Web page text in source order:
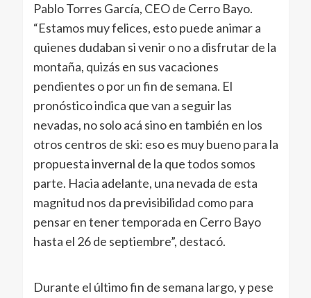
Pablo Torres García, CEO de Cerro Bayo.
“Estamos muy felices, esto puede animar a
quienes dudaban si venir o no a disfrutar de la
montaña, quizás en sus vacaciones
pendientes o por un fin de semana. El
pronóstico indica que van a seguir las
nevadas, no solo acá sino en también en los
otros centros de ski: eso es muy bueno para la
propuesta invernal de la que todos somos
parte. Hacia adelante, una nevada de esta
magnitud nos da previsibilidad como para
pensar en tener temporada en Cerro Bayo
hasta el 26 de septiembre”, destacó.
Durante el último fin de semana largo, y pese